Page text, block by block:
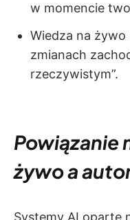
w momencie
Wiedza na żywo
zmianach
rzeczywistym”.
Powiązanie
żywo a
Systemy AI oparte